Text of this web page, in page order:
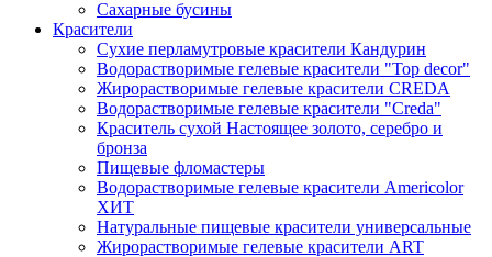
Сахарные бусины
Красители
Сухие перламутровые красители Кандурин
Водорастворимые гелевые красители "Top decor"
Жирорастворимые гелевые красители CREDA
Водорастворимые гелевые красители "Creda"
Краситель сухой Настоящее золото, серебро и
бронза
Пищевые фломастеры
Водорастворимые гелевые красители Americolor
ХИТ
Натуральные пищевые красители универсальные
Жирорастворимые гелевые красители ART